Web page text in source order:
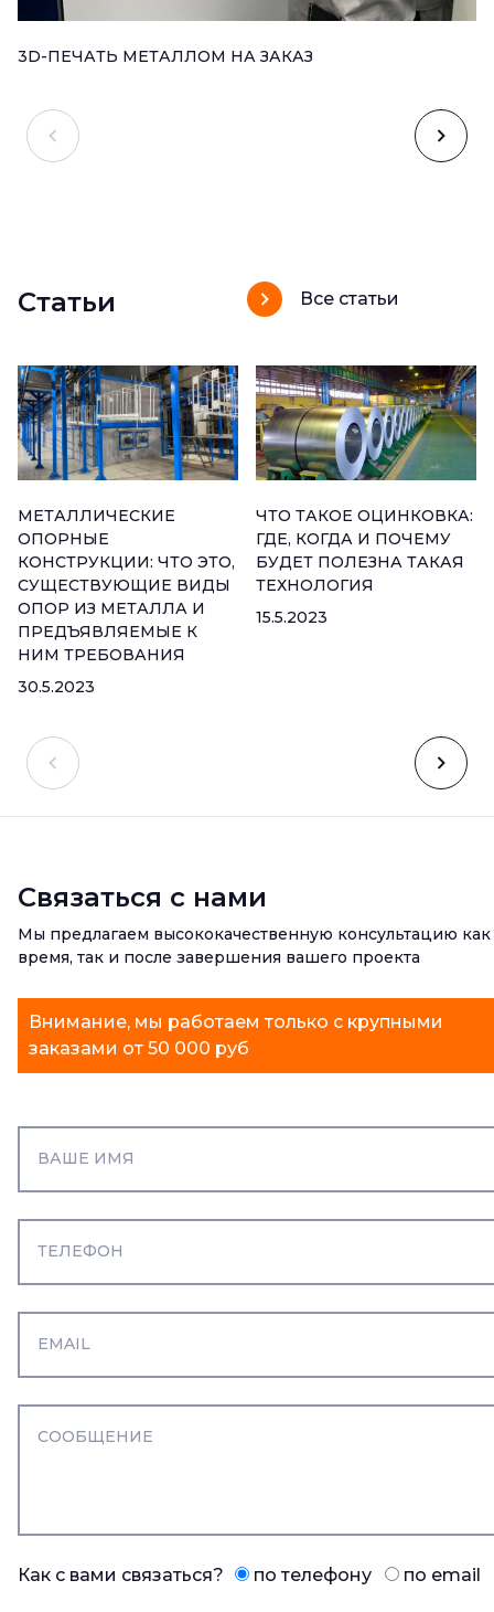
3D-ПЕЧАТЬ МЕТАЛЛОМ НА ЗАКАЗ
Статьи Все статьи
МЕТАЛЛИЧЕСКИЕ
ОПОРНЫЕ
КОНСТРУКЦИИ: ЧТО ЭТО,
СУЩЕСТВУЮЩИЕ ВИДЫ
ОПОР ИЗ МЕТАЛЛА И
ПРЕДЪЯВЛЯЕМЫЕ К
НИМ ТРЕБОВАНИЯ
30.5.2023
ЧТО ТАКОЕ ОЦИНКОВКА:
ГДЕ, КОГДА И ПОЧЕМУ
БУДЕТ ПОЛЕЗНА ТАКАЯ
ТЕХНОЛОГИЯ
15.5.2023
Связаться с нами
Мы предлагаем высококачественную консультацию как
время, так и после завершения вашего проекта
Внимание, мы работаем только с крупными
заказами от 50 000 руб
Как с вами связаться? по телефону по email